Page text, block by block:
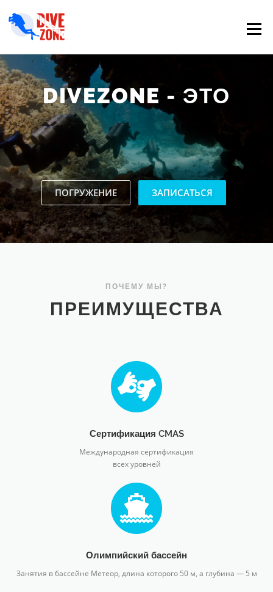
Menu
DIVEZONE - ЭТО
ДАЙВ-САФАРИ
ПОГРУЖЕНИЕ ЗАПИСАТЬСЯ
ПОЧЕМУ МЫ?
ПРЕИМУЩЕСТВА
Сертификация CMAS
Международная сертификация
всех уровней
Олимпийский бассейн
Занятия в бассейне Метеор, длина которого 50 м, а глубина — 5 м